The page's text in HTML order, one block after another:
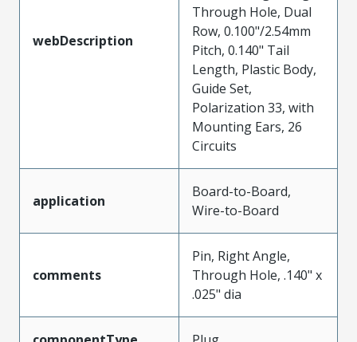
webDescription
Through Hole, Dual
Row, 0.100"/2.54mm
Pitch, 0.140" Tail
Length, Plastic Body,
Guide Set,
Polarization 33, with
Mounting Ears, 26
Circuits
application
Board-to-Board,
Wire-to-Board
comments
Pin, Right Angle,
Through Hole, .140" x
.025" dia